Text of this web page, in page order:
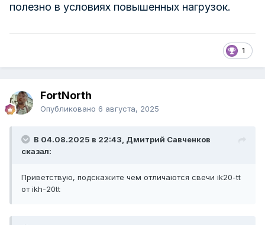
полезно в условиях повышенных нагрузок.
1
FоrtNorth
Опубликовано 6 августа, 2025
В 04.08.2025 в 22:43, Дмитрий Савченков
сказал:
Приветствую, подскажите чем отличаются свечи ik20-tt
от ikh-20tt